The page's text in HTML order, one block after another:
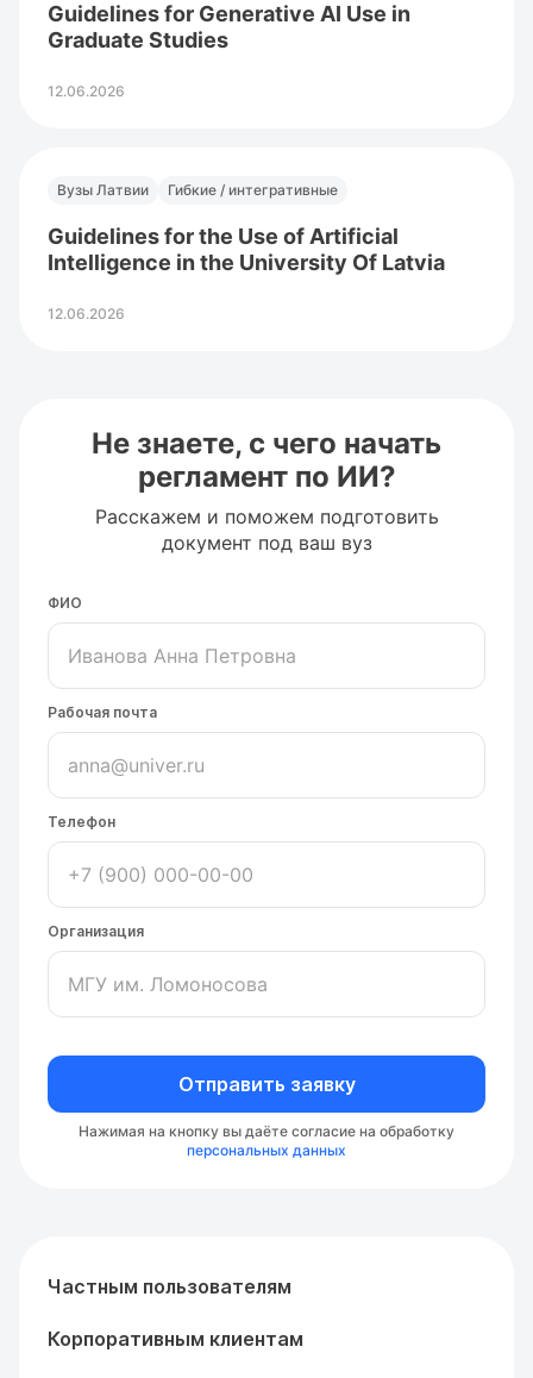
Guidelines for Generative AI Use in
Graduate Studies
12.06.2026
Вузы Латвии Гибкие / интегративные
Guidelines for the Use of Artificial
Intelligence in the University Of Latvia
12.06.2026
Не знаете, с чего начать
регламент по ИИ?
Расскажем и поможем подготовить
документ под ваш вуз
ФИО
Рабочая почта
Телефон
Организация
Отправить заявку
Нажимая на кнопку вы даёте согласие на обработку
персональных данных
Частным пользователям
Корпоративным клиентам